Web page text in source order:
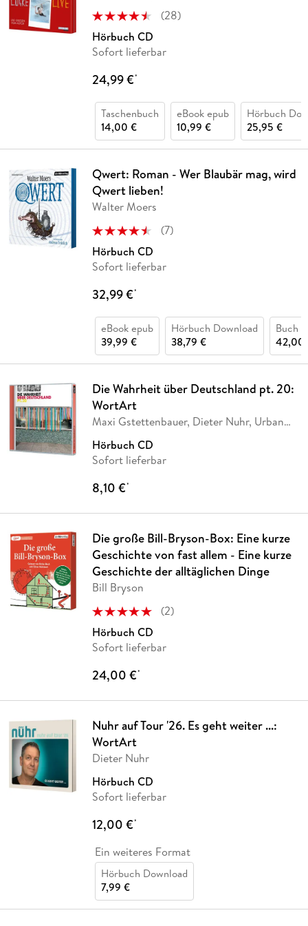
(28)
Hörbuch CD
Sofort lieferbar
24,99 €*
Taschenbuch
14,00 €
eBook epub
10,99 €
Hörbuch
25,95 €
Qwert: Roman - Wer Blaubär mag, wird
Qwert lieben!
Walter Moers
(7)
Hörbuch CD
Sofort lieferbar
32,99 €*
eBook epub
39,99 €
Hörbuch Download
38,79 €
Buch
42,00
Die Wahrheit über Deutschland pt. 20:
WortArt
Maxi Gstettenbauer, Dieter Nuhr, Urban
Hörbuch CD
Sofort lieferbar
8,10 €*
Die große Bill-Bryson-Box: Eine kurze
Geschichte von fast allem - Eine kurze
Geschichte der alltäglichen Dinge
Bill Bryson
(2)
Hörbuch CD
Sofort lieferbar
24,00 €*
Nuhr auf Tour '26. Es geht weiter ...:
WortArt
Dieter Nuhr
Hörbuch CD
Sofort lieferbar
12,00 €*
Ein weiteres Format
Hörbuch Download
7,99 €